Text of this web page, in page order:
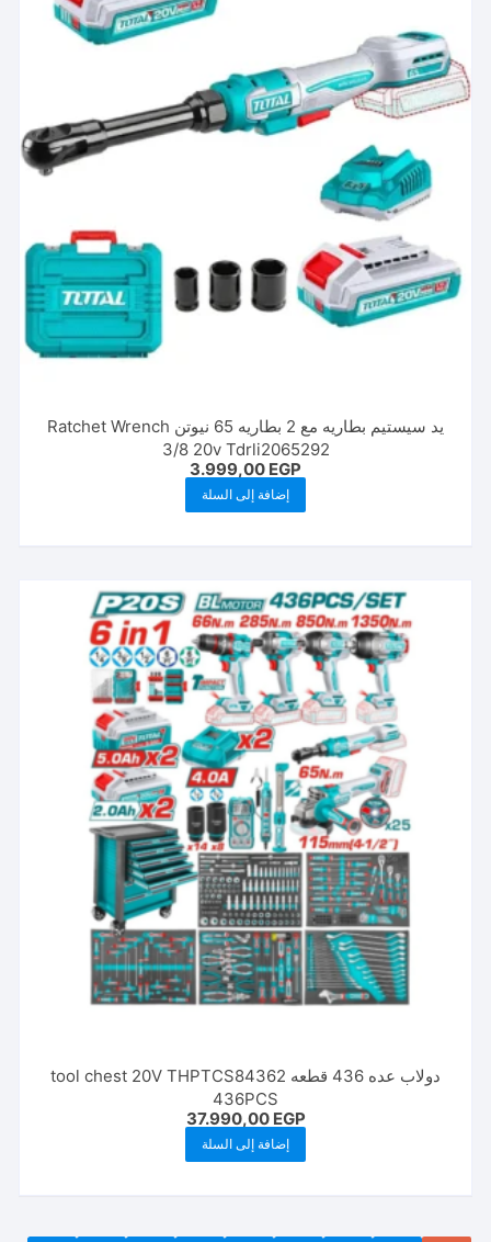
يد سيستيم بطاريه مع 2 بطاريه 65 نيوتن Ratchet Wrench
3/8 20v Tdrli2065292
3.999,00 EGP
إضافة إلى السلة
دولاب عده 436 قطعه tool chest 20V THPTCS84362
436PCS
37.990,00 EGP
إضافة إلى السلة